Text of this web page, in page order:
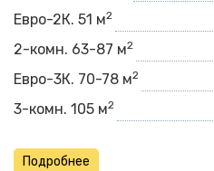
Евро-2К. 51 м2
2-комн. 63-87 м2
Евро-3К. 70-78 м2
3-комн. 105 м2
Подробнее